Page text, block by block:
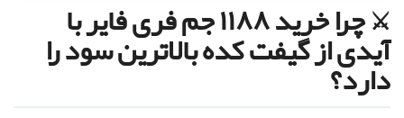
⚔️ چرا خرید ۱۱۸۸ جم فری فایر با
آیدی از گیفت کده بالاترین سود را
دارد؟